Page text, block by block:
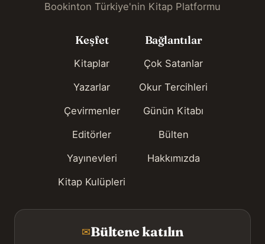
Bookinton Türkiye'nin Kitap Platformu
Keşfet
Kitaplar
Yazarlar
Çevirmenler
Editörler
Yayınevleri
Kitap Kulüpleri
Bağlantılar
Çok Satanlar
Okur Tercihleri
Günün Kitabı
Bülten
Hakkımızda
✉Bültene katılın